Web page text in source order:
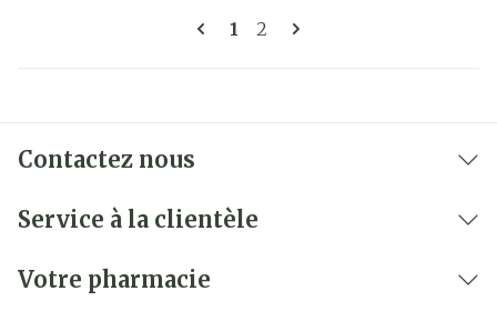
Pages
Vous lisez actuellement la
1 Page
2
Contactez nous
Service à la clientèle
Votre pharmacie